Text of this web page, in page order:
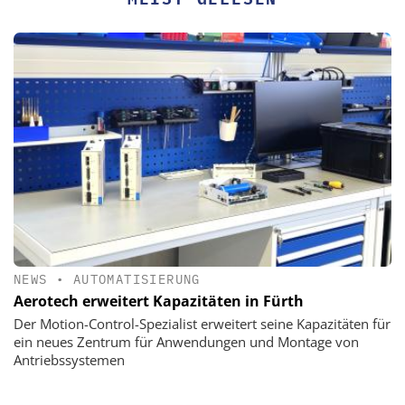
NEWS • AUTOMATISIERUNG
Aerotech erweitert Kapazitäten in Fürth
Der Motion-Control-Spezialist erweitert seine Kapazitäten für
ein neues Zentrum für Anwendungen und Montage von
Antriebssystemen